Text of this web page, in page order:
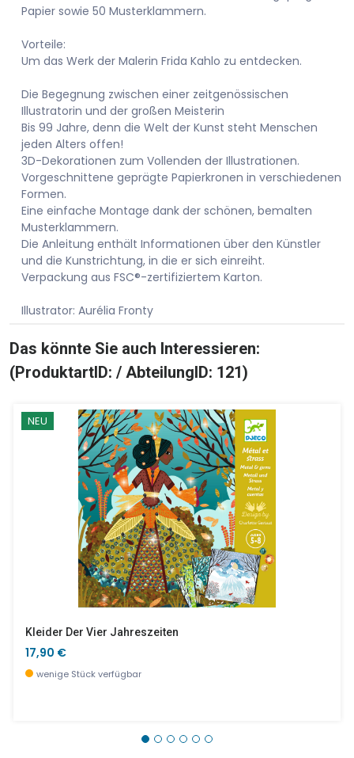
Papier sowie 50 Musterklammern.
Vorteile:
Um das Werk der Malerin Frida Kahlo zu entdecken.
Die Begegnung zwischen einer zeitgenössischen
Illustratorin und der großen Meisterin
Bis 99 Jahre, denn die Welt der Kunst steht Menschen
jeden Alters offen!
3D-Dekorationen zum Vollenden der Illustrationen.
Vorgeschnittene geprägte Papierkronen in verschiedenen
Formen.
Eine einfache Montage dank der schönen, bemalten
Musterklammern.
Die Anleitung enthält Informationen über den Künstler
und die Kunstrichtung, in die er sich einreiht.
Verpackung aus FSC®-zertifiziertem Karton.
Illustrator: Aurélia Fronty
Das könnte Sie auch Interessieren:
(ProduktartID: / AbteilungID: 121)
NEU
Kleider Der Vier Jahreszeiten
17,90 €
wenige Stück verfügbar